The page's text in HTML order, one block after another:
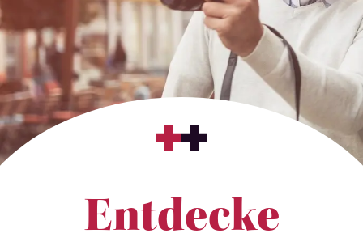
Entdecke